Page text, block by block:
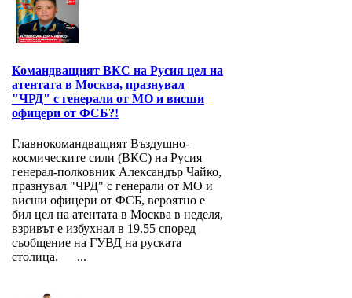
Командващият ВКС на Русия цел на
атентата в Москва, празнувал
"ЧРД" с генерали от МО и висши
офицери от ФСБ?!
Главнокомандващият Въздушно-
космическите сили (ВКС) на Русия
генерал-полковник Александър Чайко,
празнувал "ЧРД" с генерали от МО и
висши офицери от ФСБ, вероятно е
бил цел на атентата в Москва в неделя,
взривът е избухнал в 19.55 според
съобщение на ГУВД на руската
столица. ...